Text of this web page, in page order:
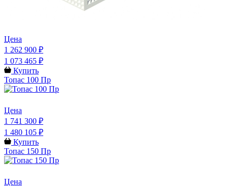
Цена
1 262 900 ₽
1 073 465 ₽
Купить
Топас 100 Пр
Цена
1 741 300 ₽
1 480 105 ₽
Купить
Топас 150 Пр
Цена